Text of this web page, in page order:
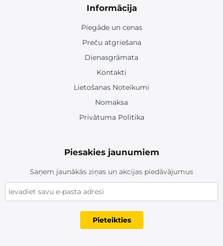
Informācija
Piegāde un cenas
Preču atgriešana
Dienasgrāmata
Kontakti
Lietošanas Noteikumi
Nomaksa
Privātuma Politika
Piesakies jaunumiem
Saņem jaunākās ziņas un akcijas piedāvājumus
Pieteikties